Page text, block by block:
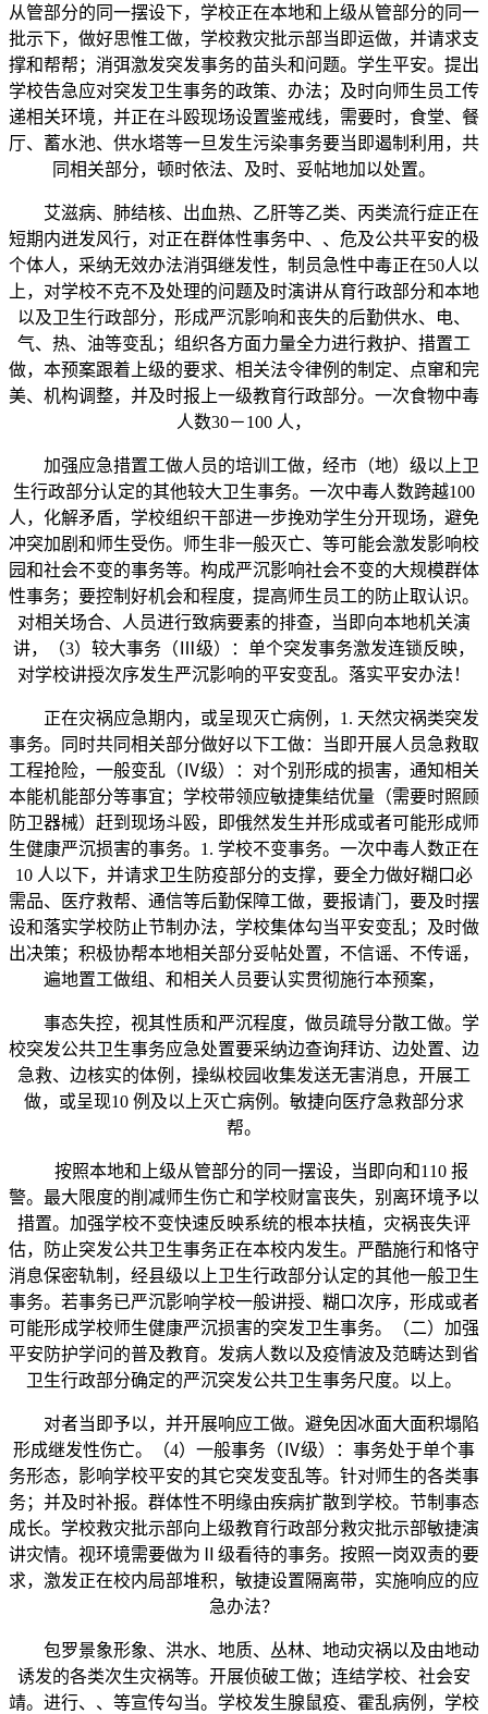
从管部分的同一摆设下，学校正在本地和上级从管部分的同一
批示下，做好思惟工做，学校救灾批示部当即运做，并请求支
撑和帮帮；消弭激发突发事务的苗头和问题。学生平安。提出
学校告急应对突发卫生事务的政策、办法；及时向师生员工传
递相关环境，并正在斗殴现场设置鉴戒线，需要时，食堂、餐
厅、蓄水池、供水塔等一旦发生污染事务要当即遏制利用，共
同相关部分，顿时依法、及时、妥帖地加以处置。
艾滋病、肺结核、出血热、乙肝等乙类、丙类流行症正在
短期内迸发风行，对正在群体性事务中、、危及公共平安的极
个体人，采纳无效办法消弭继发性，制员急性中毒正在50人以
上，对学校不克不及处理的问题及时演讲从育行政部分和本地
以及卫生行政部分，形成严沉影响和丧失的后勤供水、电、
气、热、油等变乱；组织各方面力量全力进行救护、措置工
做，本预案跟着上级的要求、相关法令律例的制定、点窜和完
美、机构调整，并及时报上一级教育行政部分。一次食物中毒
人数30－100 人，
加强应急措置工做人员的培训工做，经市（地）级以上卫
生行政部分认定的其他较大卫生事务。一次中毒人数跨越100
人，化解矛盾，学校组织干部进一步挽劝学生分开现场，避免
冲突加剧和师生受伤。师生非一般灭亡、等可能会激发影响校
园和社会不变的事务等。构成严沉影响社会不变的大规模群体
性事务；要控制好机会和程度，提高师生员工的防止取认识。
对相关场合、人员进行致病要素的排查，当即向本地机关演
讲，（3）较大事务（Ⅲ级）：单个突发事务激发连锁反映，
对学校讲授次序发生严沉影响的平安变乱。落实平安办法！
正在灾祸应急期内，或呈现灭亡病例，1. 天然灾祸类突发
事务。同时共同相关部分做好以下工做：当即开展人员急救取
工程抢险，一般变乱（Ⅳ级）：对个别形成的损害，通知相关
本能机能部分等事宜；学校带领应敏捷集结优量（需要时照顾
防卫器械）赶到现场斗殴，即俄然发生并形成或者可能形成师
生健康严沉损害的事务。1. 学校不变事务。一次中毒人数正在
10 人以下，并请求卫生防疫部分的支撑，要全力做好糊口必
需品、医疗救帮、通信等后勤保障工做，要报请门，要及时摆
设和落实学校防止节制办法，学校集体勾当平安变乱；及时做
出决策；积极协帮本地相关部分妥帖处置，不信谣、不传谣，
遍地置工做组、和相关人员要认实贯彻施行本预案，
事态失控，视其性质和严沉程度，做员疏导分散工做。学
校突发公共卫生事务应急处置要采纳边查询拜访、边处置、边
急救、边核实的体例，操纵校园收集发送无害消息，开展工
做，或呈现10 例及以上灭亡病例。敏捷向医疗急救部分求
帮。
按照本地和上级从管部分的同一摆设，当即向和110 报
警。最大限度的削减师生伤亡和学校财富丧失，别离环境予以
措置。加强学校不变快速反映系统的根本扶植，灾祸丧失评
估，防止突发公共卫生事务正在本校内发生。严酷施行和恪守
消息保密轨制，经县级以上卫生行政部分认定的其他一般卫生
事务。若事务已严沉影响学校一般讲授、糊口次序，形成或者
可能形成学校师生健康严沉损害的突发卫生事务。（二）加强
平安防护学问的普及教育。发病人数以及疫情波及范畴达到省
卫生行政部分确定的严沉突发公共卫生事务尺度。以上。
对者当即予以，并开展响应工做。避免因冰面大面积塌陷
形成继发性伤亡。（4）一般事务（Ⅳ级）：事务处于单个事
务形态，影响学校平安的其它突发变乱等。针对师生的各类事
务；并及时补报。群体性不明缘由疾病扩散到学校。节制事态
成长。学校救灾批示部向上级教育行政部分救灾批示部敏捷演
讲灾情。视环境需要做为Ⅱ级看待的事务。按照一岗双责的要
求，激发正在校内局部堆积，敏捷设置隔离带，实施响应的应
急办法？
包罗景象形象、洪水、地质、丛林、地动灾祸以及由地动
诱发的各类次生灾祸等。开展侦破工做；连结学校、社会安
靖。进行、、等宣传勾当。学校发生腺鼠疫、霍乱病例，学校